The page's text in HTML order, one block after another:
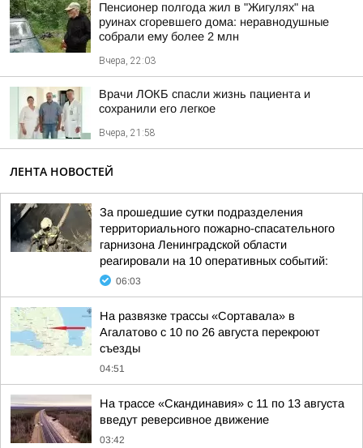
Пенсионер полгода жил в "Жигулях" на
руинах сгоревшего дома: неравнодушные
собрали ему более 2 млн
Вчера, 22:03
Врачи ЛОКБ спасли жизнь пациента и
сохранили его легкое
Вчера, 21:58
ЛЕНТА НОВОСТЕЙ
За прошедшие сутки подразделения
территориального пожарно-спасательного
гарнизона Ленинградской области
реагировали на 10 оперативных событий:
06:03
На развязке трассы «Сортавала» в
Агалатово с 10 по 26 августа перекроют
съезды
04:51
На трассе «Скандинавия» с 11 по 13 августа
введут реверсивное движение
03:42